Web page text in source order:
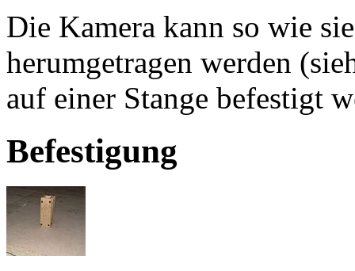
Die Kamera kann so wie
herumgetragen werden
auf einer Stange befestigt
Befestigung